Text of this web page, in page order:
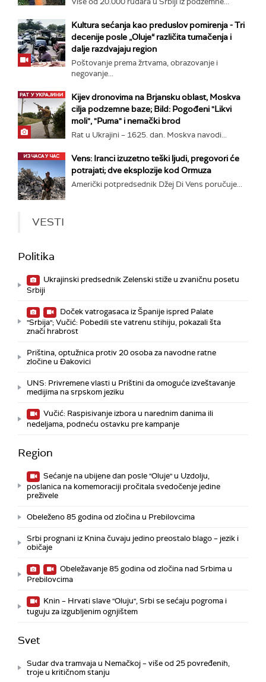
Kultura sećanja kao preduslov pomirenja ­- Tri
decenije posle „Oluje“ različita tumačenja i
dalje razdvajaju region
Poštovanje prema žrtvama, obrazovanje i
negovanje...
Kijev dronovima na Brjansku oblast, Moskva
cilja podzemne baze; Bild: Pogođeni "Likvi
moli", "Puma" i nemački brod
Rat u Ukrajini – 1625. dan. Moskva navodi...
Vens: Iranci izuzetno teški ljudi, pregovori će
potrajati; dve eksplozije kod Ormuza
Američki potpredsednik Džej Di Vens poručuje...
VESTI
Politika
Ukrajinski predsednik Zelenski stiže u zvaničnu posetu
Srbiji
Doček vatrogasaca iz Španije ispred Palate
"Srbija"; Vučić: Pobedili ste vatrenu stihiju, pokazali šta
znači hrabrost
Priština, optužnica protiv 20 osoba za navodne ratne
zločine u Đakovici
UNS: Privremene vlasti u Prištini da omoguće izveštavanje
medijima na srpskom jeziku
Vučić: Raspisivanje izbora u narednim danima ili
nedeljama, podneću ostavku pre kampanje
Region
Sećanje na ubijene dan posle "Oluje" u Uzdolju,
poslanica na komemoraciji pročitala svedočenje jedine
preživele
Obeleženo 85 godina od zločina u Prebilovcima
Srbi prognani iz Knina čuvaju jedino preostalo blago – jezik i
običaje
Obeležavanje 85 godina od zločina nad Srbima u
Prebilovcima
Knin – Hrvati slave "Oluju", Srbi se sećaju pogroma i
tuguju za izgubljenim ognjištem
Svet
Sudar dva tramvaja u Nemačkoj – više od 25 povređenih,
troje u kritičnom stanju